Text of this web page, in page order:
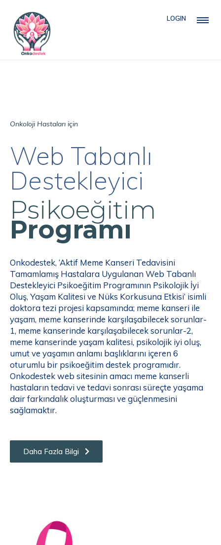
LOGIN
Onkoloji Hastaları için
Web Tabanlı
Destekleyici
Psikoeğitim
Programı
Onkodestek, ‘Aktif Meme Kanseri Tedavisini
Tamamlamış Hastalara Uygulanan Web Tabanlı
Destekleyici Psikoeğitim Programının Psikolojik İyi
Oluş, Yaşam Kalitesi ve Nüks Korkusuna Etkisi’ isimli
doktora tezi projesi kapsamında; meme kanseri ile
yaşam, meme kanserinde karşılaşabilecek sorunlar-
1, meme kanserinde karşılaşabilecek sorunlar-2,
meme kanserinde yaşam kalitesi, psikolojik iyi oluş,
umut ve yaşamın anlamı başlıklarını içeren 6
oturumlu bir psikoeğitim destek programıdır.
Onkodestek web sitesinin amacı meme kanserli
hastaların tedavi ve tedavi sonrası süreçte yaşama
dair farkındalık oluşturması ve güçlenmesini
sağlamaktır.
Daha Fazla Bilgi